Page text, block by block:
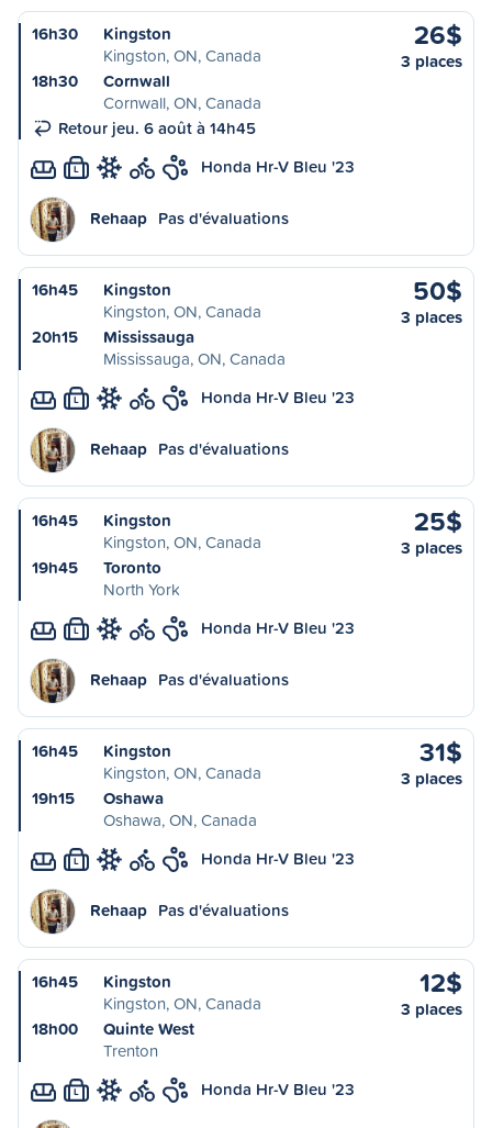
16h30
Kingston
Kingston, ON, Canada
18h30
Cornwall
Cornwall, ON, Canada
Retour jeu. 6 août à 14h45
26$
3 places
L Honda Hr-V Bleu '23
Rehaap Pas d'évaluations
16h45
Kingston
Kingston, ON, Canada
20h15
Mississauga
Mississauga, ON, Canada
50$
3 places
L Honda Hr-V Bleu '23
Rehaap Pas d'évaluations
16h45
Kingston
Kingston, ON, Canada
19h45
Toronto
North York
25$
3 places
L Honda Hr-V Bleu '23
Rehaap Pas d'évaluations
16h45
Kingston
Kingston, ON, Canada
19h15
Oshawa
Oshawa, ON, Canada
31$
3 places
L Honda Hr-V Bleu '23
Rehaap Pas d'évaluations
16h45
Kingston
Kingston, ON, Canada
18h00
Quinte West
Trenton
12$
3 places
L Honda Hr-V Bleu '23